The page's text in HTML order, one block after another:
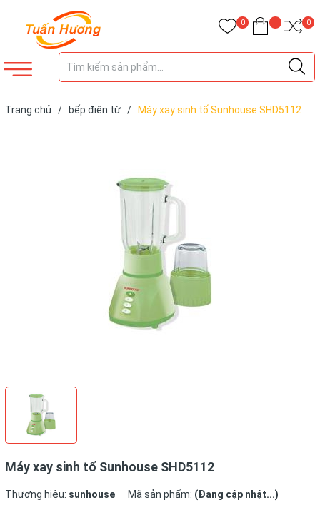
0 0
Trang chủ / bếp điên từ / Máy xay sinh tố Sunhouse SHD5112
Máy xay sinh tố Sunhouse SHD5112
Thương hiệu: sunhouse Mã sản phẩm: (Đang cập nhật...)